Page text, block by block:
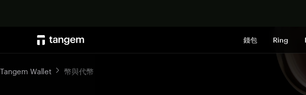
錢包 Ring
Tangem Wallet 幣與代幣